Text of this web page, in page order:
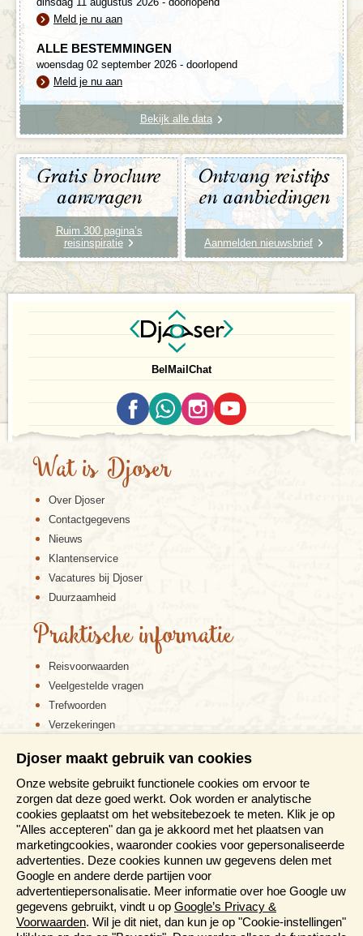
Meld je nu aan
ALLE BESTEMMINGEN
woensdag 02 september 2026 - doorlopend
Meld je nu aan
Bekijk alle data
Gratis brochure
aanvragen
Ruim 300 pagina’s
reisinspiratie
Ontvang reistips
en aanbiedingen
Aanmelden nieuwsbrief
Bel Mail Chat
Wat is Djoser
Over Djoser
Contactgegevens
Nieuws
Klantenservice
Vacatures bij Djoser
Duurzaamheid
Praktische informatie
Reisvoorwaarden
Veelgestelde vragen
Trefwoorden
Verzekeringen
Disclaimer
Cookiebeleid
Privacy verklaring
Reis en boek met Djoser zekerheid
Meer weten?
Brochure aanvragen
Presentaties en Informatiedagen
Magazine
Djoser maakt gebruik van cookies
Onze website gebruikt functionele cookies om ervoor te
zorgen dat deze goed werkt. Ook worden er analytische
cookies geplaatst om het websitebezoek te meten. Klik je op
"Alles accepteren" dan ga je akkoord met het plaatsen van
marketingcookies, waaronder cookies voor gepersonaliseerde
advertenties. Deze cookies kunnen uw gegevens delen met
Google en andere derde partijen voor
advertentiepersonalisatie. Meer informatie over hoe Google uw
gegevens gebruikt, vindt u op Google’s Privacy &
Voorwaarden. Wil je dit niet, dan kun je op "Cookie-instellingen"